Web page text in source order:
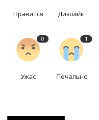
Нравится Дизлайк
0
Ужас
1
Печально